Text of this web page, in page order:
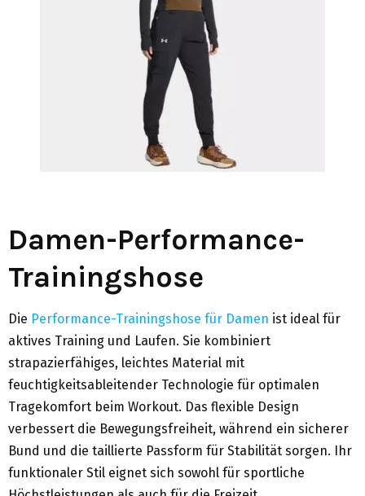
Damen-Performance-
Trainingshose
Die Performance-Trainingshose für Damen ist ideal für
aktives Training und Laufen. Sie kombiniert
strapazierfähiges, leichtes Material mit
feuchtigkeitsableitender Technologie für optimalen
Tragekomfort beim Workout. Das flexible Design
verbessert die Bewegungsfreiheit, während ein sicherer
Bund und die taillierte Passform für Stabilität sorgen. Ihr
funktionaler Stil eignet sich sowohl für sportliche